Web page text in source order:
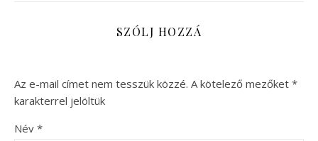
SZÓLJ HOZZÁ
Az e-mail címet nem tesszük közzé. A kötelező mezőket *
karakterrel jelöltük
Név *